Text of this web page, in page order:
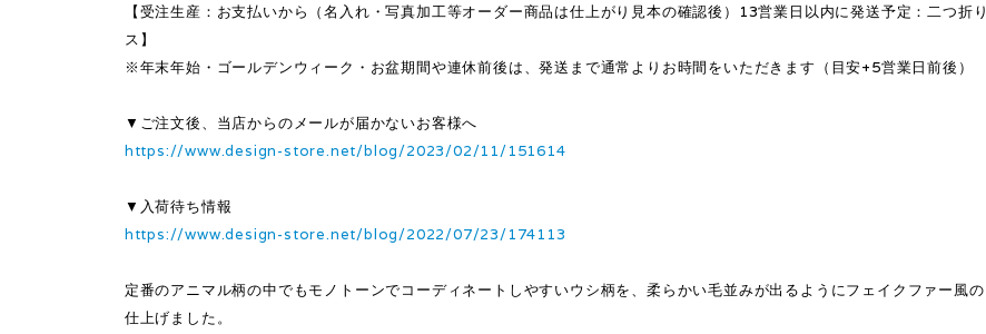
【受注生産：お支払いから（名入れ・写真加工等オーダー商品は仕上がり見本の確認後）13営業日以内に発送予定：二つ折
ス】
※年末年始・ゴールデンウィーク・お盆期間や連休前後は、発送まで通常よりお時間をいただきます（目安+5営業日前後）
▼ご注文後、当店からのメールが届かないお客様へ
https://www.design-store.net/blog/2023/02/11/151614
▼入荷待ち情報
https://www.design-store.net/blog/2022/07/23/174113
定番のアニマル柄の中でもモノトーンでコーディネートしやすいウシ柄を、柔らかい毛並みが出るようにフェイクファー風
仕上げました。